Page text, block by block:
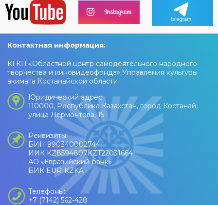
Контактная информация:
КГКП «Областной центр самодеятельного народного
творчества и киновидеофонда» Управления культуры
акимата Костанайской области
Юридический адрес:
110000, Республика Казахстан, город Костанай,
улица Лермонтова, 15
Реквизиты:
БИН 990340002744
ИИК KZ8594807KZT22031664
АО «Евразийский банк»
БИК EURIKZKA
Телефоны:
+7 (7142) 562-428